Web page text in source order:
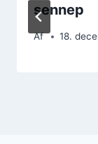
sennep
Af 18.